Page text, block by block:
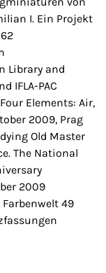
I. Ein Projekt
Library and
IFLA-PAC
Elements: Air,
2009, Prag
Old Master
The National
2009
49